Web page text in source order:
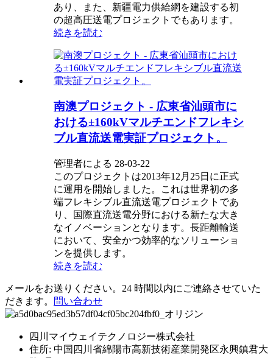
あり、また、新疆電力供給網を建設する初
の超高圧送電プロジェクトでもあります。
続きを読む
南澳プロジェクト - 広東省汕頭市に
おける±160kVマルチエンドフレキシ
ブル直流送電実証プロジェクト。
管理者による 28-03-22
このプロジェクトは2013年12月25日に正式
に運用を開始しました。これは世界初の多
端フレキシブル直流送電プロジェクトであ
り、国際直流送電分野における新たな大き
なイノベーションとなります。長距離輸送
において、安全かつ効率的なソリューショ
ンを提供します。
続きを読む
メールをお送りください。24 時間以内にご連絡させていた
だきます。
問い合わせ
四川マイウェイテクノロジー株式会社
住所: 中国四川省綿陽市高新技術産業開発区永興鎮君大